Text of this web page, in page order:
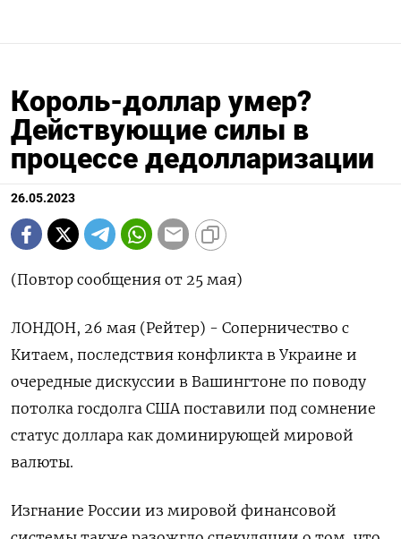
Король-доллар умер?
Действующие силы в
процессе дедолларизации
26.05.2023
(Повтор сообщения от 25 мая)
ЛОНДОН, 26 мая (Рейтер) - Соперничество с
Китаем, последствия конфликта в Украине и
очередные дискуссии в Вашингтоне по поводу
потолка госдолга США поставили под сомнение
статус доллара как доминирующей мировой
валюты.
Изгнание России из мировой финансовой